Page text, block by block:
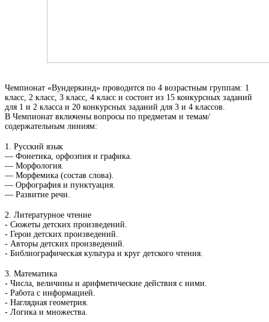
Чемпионат «Вундеркинд» проводится по 4 возрастным группам: 1
класс, 2 класс, 3 класс, 4 класс и состоит из 15 конкурсных заданий
для 1 и 2 класса и 20 конкурсных заданий для 3 и 4 классов.
В Чемпионат включены вопросы по предметам и темам/
содержательным линиям:
1. Русский язык
— Фонетика, орфоэпия и графика.
— Морфология.
— Морфемика (состав слова).
— Орфография и пунктуация.
— Развитие речи.
2. Литературное чтение
- Сюжеты детских произведений.
- Герои детских произведений.
- Авторы детских произведений.
- Библиографическая культура и круг детского чтения.
3. Математика
- Числа, величины и арифметические действия с ними.
- Работа с информацией.
- Наглядная геометрия.
- Логика и множества.